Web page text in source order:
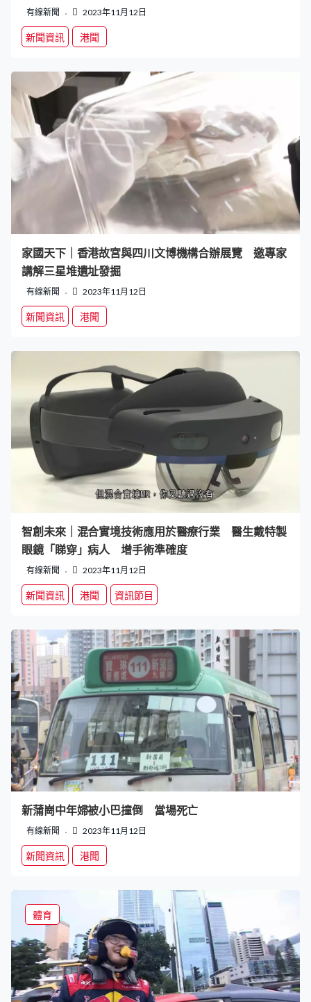
有線新聞 2023年11月12日
新聞資訊 港聞
家國天下｜香港故宮與四川文博機構合辦展覽 邀專家
講解三星堆遺址發掘
有線新聞 2023年11月12日
新聞資訊 港聞
智創未來｜混合實境技術應用於醫療行業 醫生戴特製
眼鏡「睇穿」病人 增手術準確度
有線新聞 2023年11月12日
新聞資訊 港聞 資訊節目
新蒲崗中年婦被小巴撞倒 當場死亡
有線新聞 2023年11月12日
新聞資訊 港聞
體育